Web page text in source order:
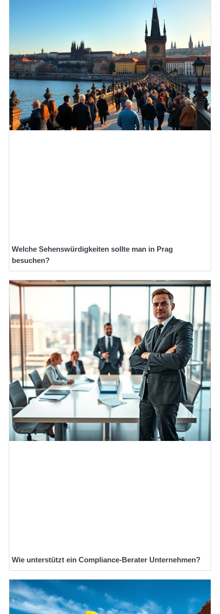
Welche Sehenswürdigkeiten sollte man in Prag
besuchen?
Wie unterstützt ein Compliance-Berater Unternehmen?